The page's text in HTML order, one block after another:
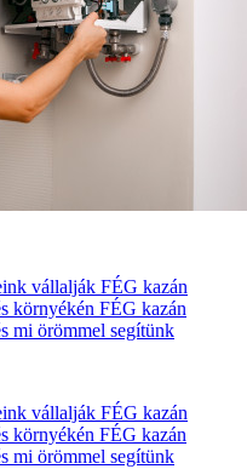
vállalják FÉG kazán
környékén FÉG kazán
mi örömmel segítünk
vállalják FÉG kazán
környékén FÉG kazán
mi örömmel segítünk